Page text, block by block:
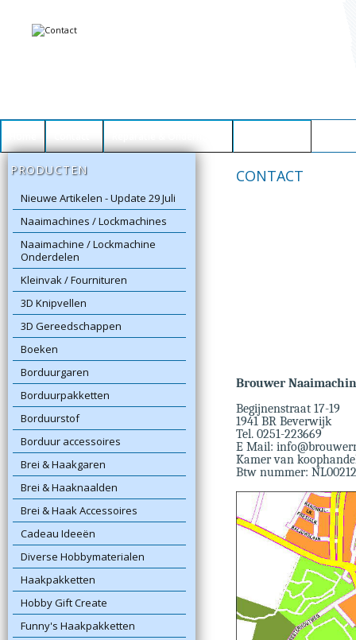
PRODUCTEN
Nieuwe Artikelen - Update 29 Juli
Naaimachines / Lockmachines
Naaimachine / Lockmachine
Onderdelen
Kleinvak / Fournituren
3D Knipvellen
3D Gereedschappen
Boeken
Borduurgaren
Borduurpakketten
Borduurstof
Borduur accessoires
Brei & Haakgaren
Brei & Haaknaalden
Brei & Haak Accessoires
Cadeau Ideeën
Diverse Hobbymaterialen
Haakpakketten
Hobby Gift Create
Funny's Haakpakketten
CONTACT
Brouwer
Begijnenstraat 17-19
1941 BR Beverwijk
Tel. 0251-223669
E Mail:
Kamer van
Btw nummer: